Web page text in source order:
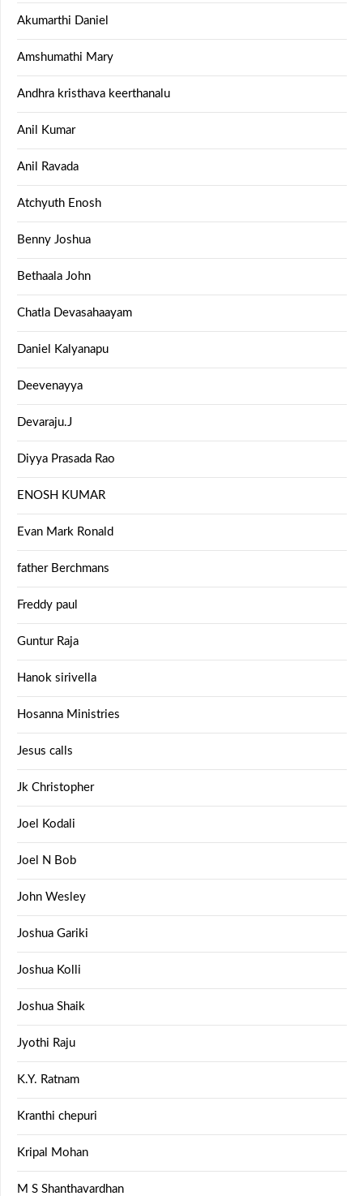
Akumarthi Daniel
Amshumathi Mary
Andhra kristhava keerthanalu
Anil Kumar
Anil Ravada
Atchyuth Enosh
Benny Joshua
Bethaala John
Chatla Devasahaayam
Daniel Kalyanapu
Deevenayya
Devaraju.J
Diyya Prasada Rao
ENOSH KUMAR
Evan Mark Ronald
father Berchmans
Freddy paul
Guntur Raja
Hanok sirivella
Hosanna Ministries
Jesus calls
Jk Christopher
Joel Kodali
Joel N Bob
John Wesley
Joshua Gariki
Joshua Kolli
Joshua Shaik
Jyothi Raju
K.Y. Ratnam
Kranthi chepuri
Kripal Mohan
M S Shanthavardhan